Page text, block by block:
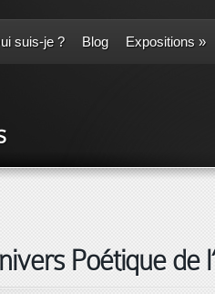
suis-je ? Blog Expositions »
Poétique de